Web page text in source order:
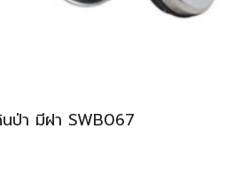
ป่า มีฝา SWB067